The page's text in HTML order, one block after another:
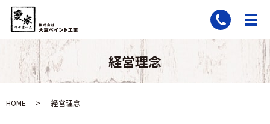
経営理念
HOME 経営理念